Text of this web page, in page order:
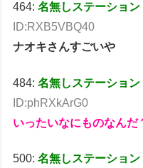
464:名無しステーション
ID:RXB5VBQ40
ナオキさんすごいや
484:名無しステーション
ID:phRXkArG0
いったいなにものなんだ
500:名無しステーション